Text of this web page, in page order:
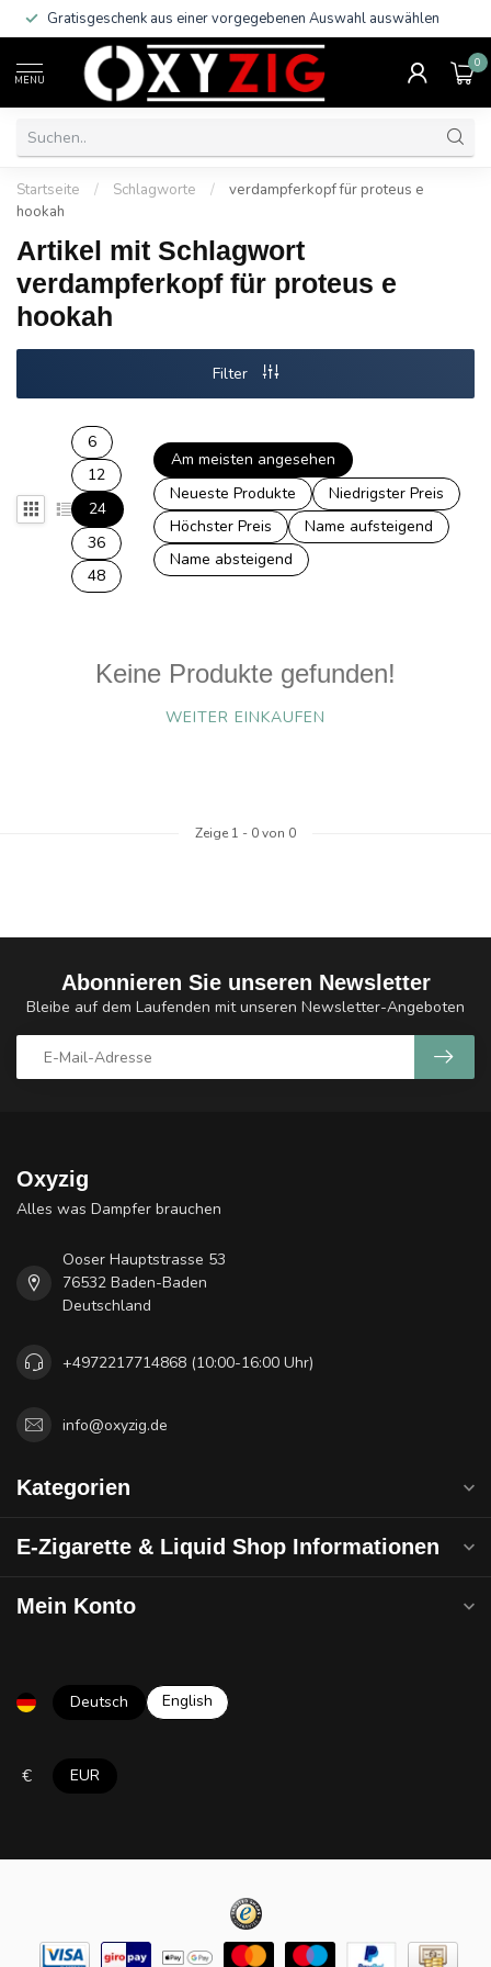
Gratisgeschenk aus einer vorgegebenen Auswahl auswählen
MENU
0
Startseite / Schlagworte /
verdampferkopf für proteus e
hookah
Artikel mit Schlagwort
verdampferkopf für proteus e
hookah
Filter
6
12
24
36
48
Am meisten angesehen
Neueste Produkte
Niedrigster Preis
Höchster Preis
Name aufsteigend
Name absteigend
Keine Produkte gefunden!
WEITER EINKAUFEN
Zeige 1 - 0von 0
Abonnieren Sie unseren Newsletter
Bleibe auf dem Laufenden mit unseren Newsletter-Angeboten
Oxyzig
Alles was Dampfer brauchen
Ooser Hauptstrasse 53
76532 Baden-Baden
Deutschland
+4972217714868 (10:00-16:00 Uhr)
info@oxyzig.de
Kategorien
E-Zigarette & Liquid Shop Informationen
Mein Konto
Deutsch English
€ EUR